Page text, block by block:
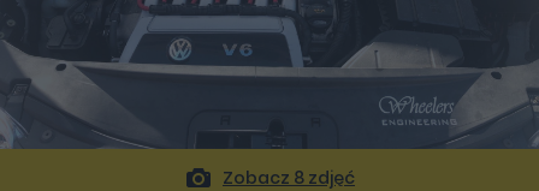
Zobacz 8 zdjęć